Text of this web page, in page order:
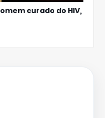
curado do HIV,